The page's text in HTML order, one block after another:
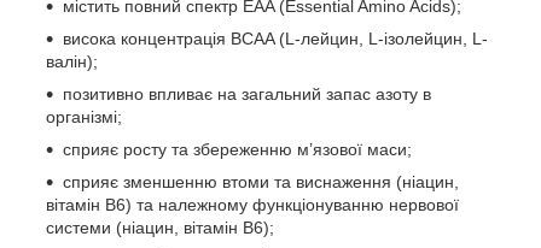
містить повний спектр EAA (Essential Amino Acids);
висока концентрація BCAA (L-лейцин, L-ізолейцин, L-
валін);
позитивно впливає на загальний запас азоту в
організмі;
сприяє росту та збереженню м’язової маси;
сприяє зменшенню втоми та виснаження (ніацин,
вітамін B6) та належному функціонуванню нервової
системи (ніацин, вітамін B6);